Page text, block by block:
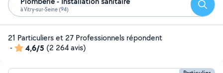
à Vitry-sur-Seine (94)
21 Particuliers et 27 Professionnels répondent
-
4,6/5 (2 264 avis)